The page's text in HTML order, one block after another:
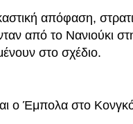
απόφαση,
από το Νανιούκι
στο σχέδιο.
ο Έμπολα στο